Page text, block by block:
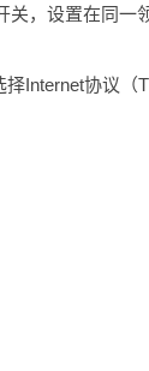
关，设置在同一
Internet协议（